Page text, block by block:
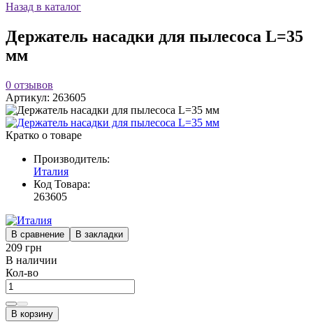
Назад в каталог
Держатель насадки для пылесоса L=35
мм
0 отзывов
Артикул: 263605
Кратко о товаре
Производитель:
Италия
Код Товара:
263605
В сравнение В закладки
209 грн
В наличии
Кол-во
В корзину